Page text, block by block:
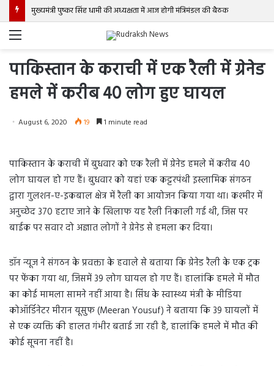
मुख्यमंत्री पुष्कर सिंह धामी की अध्यक्षता में आज होगी मंत्रिमंडल की बैठक
Menu
पाकिस्तान के कराची में एक रैली में ग्रेनेड
हमले में करीब 40 लोग हुए घायल
August 6, 2020 19 1 minute read
पाकिस्तान के कराची में बुधवार को एक रैली में ग्रेनेड हमले में करीब 40
लोग घायल हो गए हैं। बुधवार को यहां एक कट्टरपंथी इस्लामिक संगठन
द्वारा गुलशन-ए-इकबाल क्षेत्र में रैली का आयोजन किया गया था। कश्मीर में
अनुच्छेद 370 हटाए जाने के खिलाफ यह रैली निकाली गई थी, जिस पर
बाईक पर सवार दो अज्ञात लोगों ने ग्रेनेड से हमला कर दिया।
डॉन न्यूज ने संगठन के प्रवक्ता के हवाले से बताया कि ग्रेनेड रैली के एक ट्रक
पर फेंका गया था, जिसमें 39 लोग घायल हो गए हैं। हालांकि हमले में मौत
का कोई मामला सामने नहीं आया है। सिंध के स्वास्थ्य मंत्री के मीडिया
कोऑर्डिनेटर मीरान यूसुफ (Meeran Yousuf) ने बताया कि 39 घायलों में
से एक व्यक्ति की हालत गंभीर बताई जा रही है, हालांकि हमले में मौत की
कोई सूचना नहीं है।